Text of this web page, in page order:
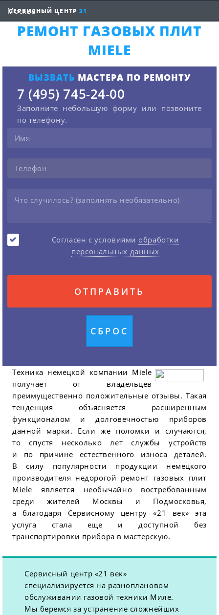
СЕРВИСНЫЙ ЦЕНТР 21
РЕМОНТ ГАЗОВЫХ ПЛИТ
MIELE
ВЫЗВАТЬ МАСТЕРА ПО РЕМОНТУ
7 (495) 745-24-00
Заполните небольшую форму или позвоните
по телефону.
Согласен с условиями обработки
персональных данных
Техника немецкой компании Miele
получает от владельцев
преимущественно положительные отзывы. Такая
тенденция объясняется расширенным
функционалом и долговечностью приборов
данной марки. Если же поломки и случаются,
то спустя несколько лет службы устройств
и по причине естественного износа деталей.
В силу популярности продукции немецкого
производителя недорогой ремонт газовых плит
Miele является необычайно востребованным
среди жителей Москвы и Подмосковья,
а благодаря Сервисному центру «21 век» эта
услуга стала еще и доступной без
транспортировки прибора в мастерскую.
Сервисный центр «21 век»
специализируется на разноплановом
обслуживании газовой техники Миле.
Мы беремся за устранение сложнейших